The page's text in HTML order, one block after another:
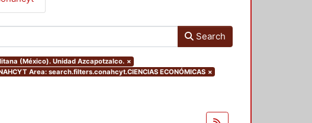
Search
(México). Unidad Azcapotzalco. ×
Area: search.filters.conahcyt.CIENCIAS ECONÓMICAS ×